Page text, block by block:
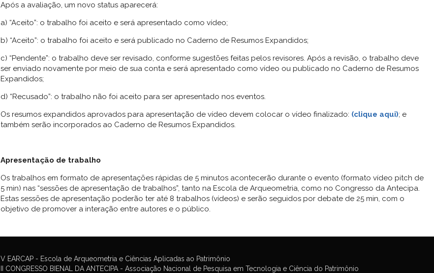
Após a avaliação, um novo status aparecerá:
a) “Aceito”: o trabalho foi aceito e será apresentado como vídeo;
b) “Aceito”: o trabalho foi aceito e será publicado no Caderno de Resumos Expandidos;
c) “Pendente”: o trabalho deve ser revisado, conforme sugestões feitas pelos revisores. Após a revisão, o trabalho deve
ser enviado novamente por meio de sua conta e será apresentado como vídeo ou publicado no Caderno de Resumos
Expandidos;
d) “Recusado”: o trabalho não foi aceito para ser apresentado nos eventos.
Os resumos expandidos aprovados para apresentação de vídeo devem colocar o vídeo finalizado: (clique aqui); e
também serão incorporados ao Caderno de Resumos Expandidos.
Apresentação de trabalho
Os trabalhos em formato de apresentações rápidas de 5 minutos acontecerão durante o evento (formato vídeo pitch de
5 min) nas “sessões de apresentação de trabalhos”, tanto na Escola de Arqueometria, como no Congresso da Antecipa.
Estas sessões de apresentação poderão ter até 8 trabalhos (vídeos) e serão seguidos por debate de 25 min, com o
objetivo de promover a interação entre autores e o público.
V EARCAP - Escola de Arqueometria e Ciências Aplicadas ao Patrimônio
II CONGRESSO BIENAL DA ANTECIPA - Associação Nacional de Pesquisa em Tecnologia e Ciência do Patrimônio